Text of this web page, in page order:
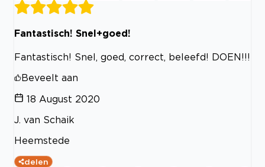
Fantastisch! Snel+goed!
Fantastisch! Snel, goed, correct, beleefd! DOEN!!!
Beveelt aan
18 August 2020
J. van Schaik
Heemstede
delen